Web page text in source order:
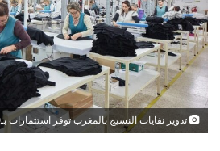
تدوير نفايات النسيج بالمغرب توفر استثمارات بـ1,9 مليار دولار